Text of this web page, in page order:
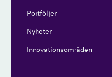
Portföljer
Nyheter
Innovationsområden